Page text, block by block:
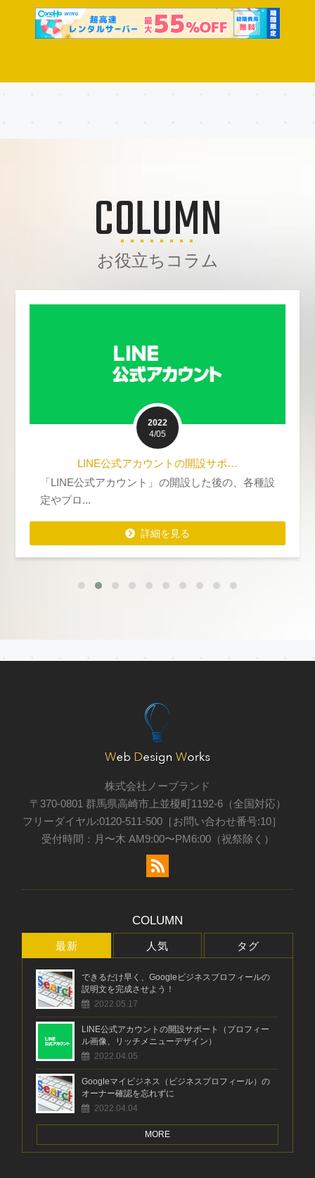
COLUMN
お役立ちコラム
2022
4/05
LINE公式アカウントの開設サポ…
「LINE公式アカウント」の開設した後の、各種設
定やプロ...
詳細を見る
詳細を見る
株式会社ノーブランド
〒370-0801 群馬県高崎市上並榎町1192-6（全国対応）
フリーダイヤル:0120-511-500［お問い合わせ番号:10］
受付時間：月〜木 AM9:00〜PM6:00（祝祭除く）
COLUMN
最新 人気 タグ
できるだけ早く、Googleビジネスプロフィールの
説明文を完成させよう！
2022.05.17
LINE公式アカウントの開設サポート（プロフィー
ル画像、リッチメニューデザイン）
2022.04.05
Googleマイビジネス（ビジネスプロフィール）の
オーナー確認を忘れずに
2022.04.04
MORE